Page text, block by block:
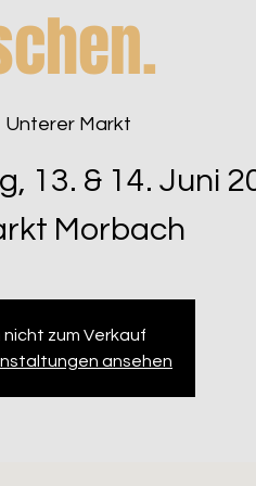
Unterer Markt
13. & 14. Juni
Morbach
zum Verkauf
ansehen